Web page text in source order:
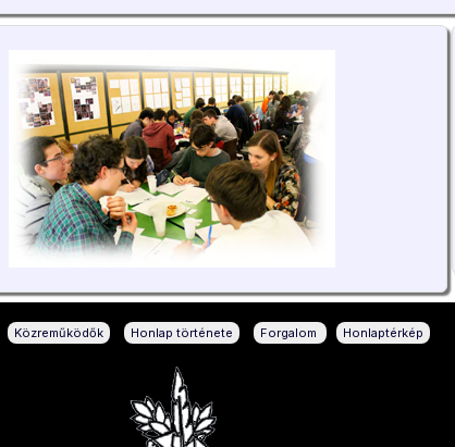
| Közreműködők | Honlap története | Forgalom | Honlaptérkép